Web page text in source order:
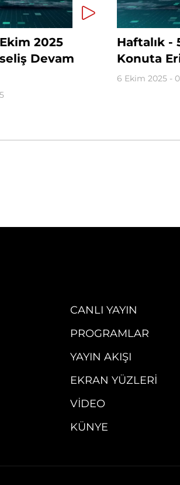
2025
Devam
Haftalık -
Konuta
6 Ekim 2025 -
CANLI YAYIN
PROGRAMLAR
YAYIN AKIŞI
EKRAN YÜZLERI
VIDEO
KÜNYE